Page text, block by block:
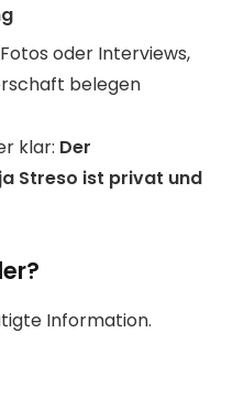
oder Interviews,
belegen
klar: Der
Streso ist privat und
Information.